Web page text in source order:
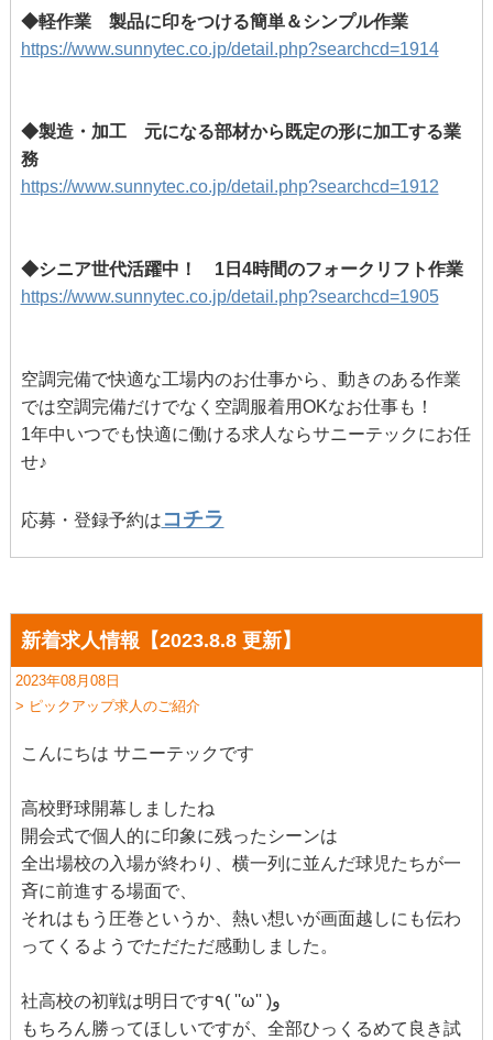
◆軽作業 製品に印をつける簡単＆シンプル作業
https://www.sunnytec.co.jp/detail.php?searchcd=1914
◆製造・加工 元になる部材から既定の形に加工する業
務
https://www.sunnytec.co.jp/detail.php?searchcd=1912
◆シニア世代活躍中！ 1日4時間のフォークリフト作業
https://www.sunnytec.co.jp/detail.php?searchcd=1905
空調完備で快適な工場内のお仕事から、動きのある作業
では空調完備だけでなく空調服着用OKなお仕事も！
1年中いつでも快適に働ける求人ならサニーテックにお任
せ♪
応募・登録予約は コチラ
新着求人情報【2023.8.8 更新】
2023年08月08日
> ピックアップ求人のご紹介
こんにちは サニーテックです
高校野球開幕しましたね
開会式で個人的に印象に残ったシーンは
全出場校の入場が終わり、横一列に並んだ球児たちが一
斉に前進する場面で、
それはもう圧巻というか、熱い想いが画面越しにも伝わ
ってくるようでただただ感動しました。
社高校の初戦は明日です٩( ''ω'' )و
もちろん勝ってほしいですが、全部ひっくるめて良き試